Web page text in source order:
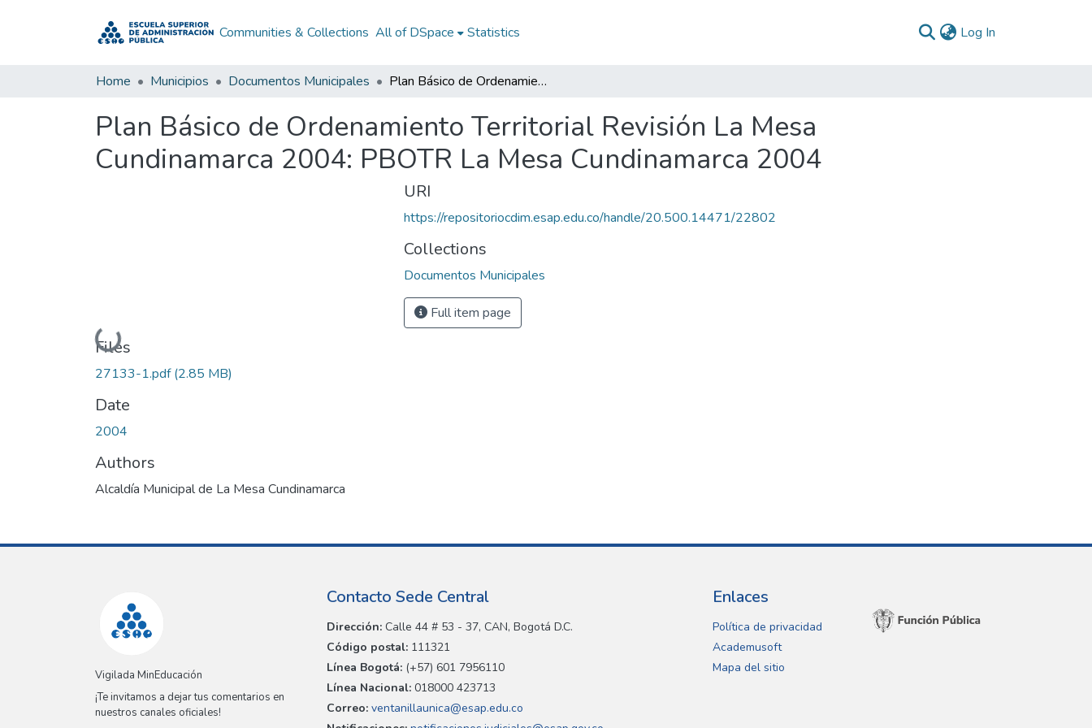
Communities & Collections All of DSpace Statistics Log In
Home Municipios Documentos Municipales Plan Básico de Ordenamiento Territorial Revisión La Mesa Cundinamarca 2004: PBOTR La Mesa Cundinamarca 2004
Plan Básico de Ordenamiento Territorial Revisión La Mesa
Cundinamarca 2004: PBOTR La Mesa Cundinamarca 2004
Loading...
Files
27133-1.pdf(2.85 MB)
Date
2004
Authors
Alcaldía Municipal de La Mesa Cundinamarca
URI
https://repositoriocdim.esap.edu.co/handle/20.500.14471/22802
Collections
Documentos Municipales
Full item page
Vigilada MinEducación
¡Te invitamos a dejar tus comentarios en
nuestros canales oficiales!
Contacto Sede Central
Dirección: Calle 44 # 53 - 37, CAN, Bogotá D.C.
Código postal: 111321
Línea Bogotá: (+57) 601 7956110
Línea Nacional: 018000 423713
Correo: ventanillaunica@esap.edu.co
Enlaces
Política de privacidad
Academusoft
Mapa del sitio